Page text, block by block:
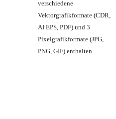
verschiedene
Vektorgrafikformate (CDR,
AI EPS, PDF) und 3
Pixelgrafikformate (JPG,
PNG, GIF) enthalten.